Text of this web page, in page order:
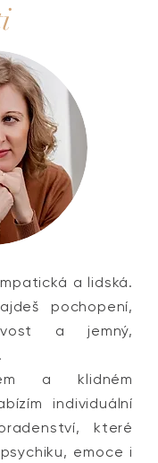
a lidská.
pochopení,
a jemný,
a klidném
individuální
které
emoce i